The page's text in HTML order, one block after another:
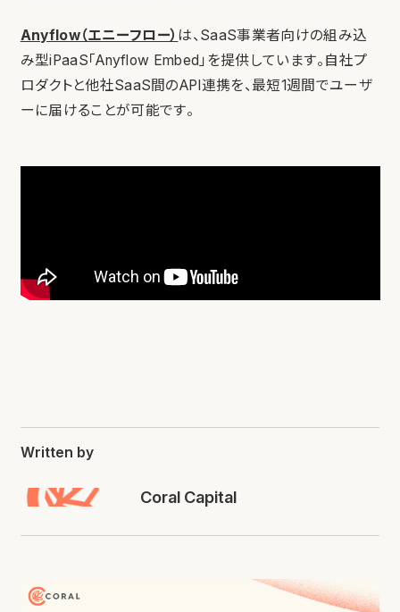
Anyflow（エニーフロー） は、SaaS事業者向けの組み込
み型iPaaS「Anyflow Embed」を提供しています。自社プ
ロダクトと他社SaaS間のAPI連携を、最短1週間でユーザ
ーに届けることが可能です。
Written by
Coral Capital